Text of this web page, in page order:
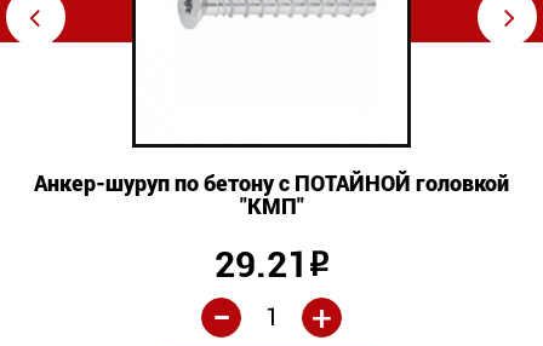
⇦
Анкер-шуруп по бетону с ПОТАЙНОЙ головкой
"КМП"
29.21 Р
+
-
⇨